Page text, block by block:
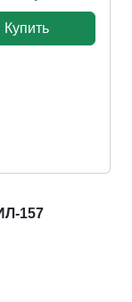
Купить
157